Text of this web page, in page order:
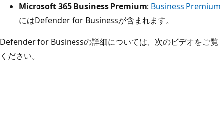
Microsoft 365 Business Premium: Business Premium
にはDefender for Businessが含まれます。
Defender for Businessの詳細については、次のビデオをご覧
ください。